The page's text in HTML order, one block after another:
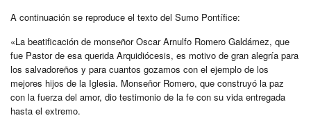
A continuación se reproduce el texto del Sumo Pontífice:
«La beatificación de monseñor Oscar Arnulfo Romero Galdámez, que
fue Pastor de esa querida Arquidiócesis, es motivo de gran alegría para
los salvadoreños y para cuantos gozamos con el ejemplo de los
mejores hijos de la Iglesia. Monseñor Romero, que construyó la paz
con la fuerza del amor, dio testimonio de la fe con su vida entregada
hasta el extremo.